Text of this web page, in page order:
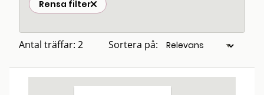
Rensa filter
Antal träffar: 2 Sortera på: